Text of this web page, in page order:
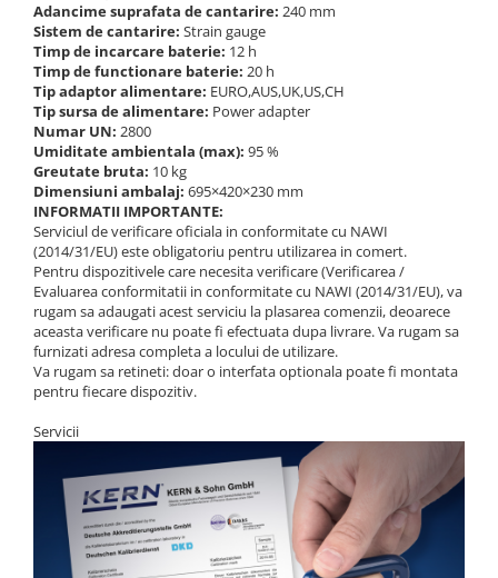
Adancime suprafata de cantarire: 240 mm
Sistem de cantarire: Strain gauge
Timp de incarcare baterie: 12 h
Timp de functionare baterie: 20 h
Tip adaptor alimentare: EURO,AUS,UK,US,CH
Tip sursa de alimentare: Power adapter
Numar UN: 2800
Umiditate ambientala (max): 95 %
Greutate bruta: 10 kg
Dimensiuni ambalaj: 695×420×230 mm
INFORMATII IMPORTANTE:
Serviciul de verificare oficiala in conformitate cu NAWI
(2014/31/EU) este obligatoriu pentru utilizarea in comert.
Pentru dispozitivele care necesita verificare (Verificarea /
Evaluarea conformitatii in conformitate cu NAWI (2014/31/EU), va
rugam sa adaugati acest serviciu la plasarea comenzii, deoarece
aceasta verificare nu poate fi efectuata dupa livrare. Va rugam sa
furnizati adresa completa a locului de utilizare.
Va rugam sa retineti: doar o interfata optionala poate fi montata
pentru fiecare dispozitiv.
Servicii